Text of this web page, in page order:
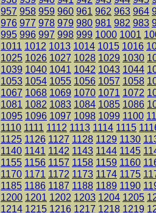
957 958 959 960 961 962 963 964
976 977 978 979 980 981 982 983
995 996 997 998 999 1000 1001
1011 1012 1013 1014 1015 1016
1025 1026 1027 1028 1029 1030
1039 1040 1041 1042 1043 1044
1053 1054 1055 1056 1057 1058
1067 1068 1069 1070 1071 1072
1081 1082 1083 1084 1085 1086
1095 1096 1097 1098 1099 1100
1110 1111 1112 1113 1114 1115
1125 1126 1127 1128 1129 1130
1140 1141 1142 1143 1144 1145
1155 1156 1157 1158 1159 1160
1170 1171 1172 1173 1174 1175
1185 1186 1187 1188 1189 1190
1200 1201 1202 1203 1204 1205
1214 1215 1216 1217 1218 1219